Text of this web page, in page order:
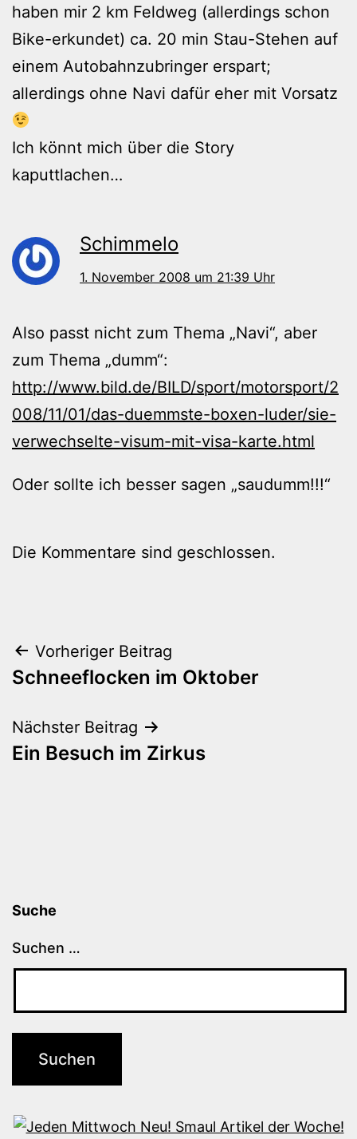
haben mir 2 km Feldweg (allerdings schon
Bike-erkundet) ca. 20 min Stau-Stehen auf
einem Autobahnzubringer erspart;
allerdings ohne Navi dafür eher mit Vorsatz
Ich könnt mich über die Story
kaputtlachen…
Schimmelo
1. November 2008 um 21:39 Uhr
Also passt nicht zum Thema „Navi“, aber
zum Thema „dumm“:
http://www.bild.de/BILD/sport/motorsport/2
008/11/01/das-duemmste-boxen-luder/sie-
verwechselte-visum-mit-visa-karte.html
Oder sollte ich besser sagen „saudumm!!!“
Die Kommentare sind geschlossen.
Beitragsnavigation
Vorheriger Beitrag
Schneeflocken im Oktober
Nächster Beitrag
Ein Besuch im Zirkus
Suche
Suchen …